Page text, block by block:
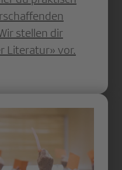
stellen dir
Literatur» vor.